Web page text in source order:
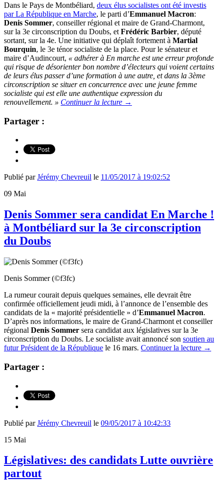
Dans le Pays de Montbéliard, deux élus socialistes ont été investis
par La République en Marche, le parti d’Emmanuel Macron:
Denis Sommer, conseiller régional et maire de Grand-Charmont,
sur la 3e circonscription du Doubs, et Frédéric Barbier, député
sortant, sur la 4e. Une initiative qui déplaît fortement à Martial
Bourquin, le 3e ténor socialiste de la place. Pour le sénateur et
maire d’Audincourt, « adhérer à En marche est une erreur profonde
qui risque de désorienter bon nombre d’électeurs qui voient certains
de leurs élus passer d’une formation à une autre, et dans la 3ème
circonscription se situer en concurrence avec une jeune femme
socialiste qui est elle une authentique expression du
renouvellement. » Continuer la lecture →
Partager :
Publié parJérémy Chevreuil le 11/05/2017 à 19:02:52
09 Mai
Denis Sommer sera candidat En Marche !
à Montbéliard sur la 3e circonscription
du Doubs
Denis Sommer (©f3fc)
La rumeur courait depuis quelques semaines, elle devrait être
confirmée officiellement jeudi midi, à l’annonce de l’ensemble des
candidats de la « majorité présidentielle » d’Emmanuel Macron.
D’après nos informations, le maire de Grand-Charmont et conseiller
régional Denis Sommer sera candidat aux législatives sur la 3e
circonscription du Doubs. Le socialiste avait annoncé son soutien au
futur Président de la République le 16 mars. Continuer la lecture →
Partager :
Publié parJérémy Chevreuil le 09/05/2017 à 10:42:33
15 Mai
Législatives: des candidats Lutte ouvrière
partout